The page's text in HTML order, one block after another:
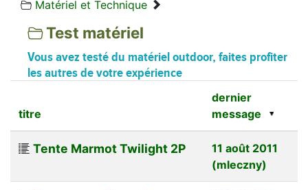
Matériel et Technique
Test matériel
Vous avez testé du matériel outdoor, faites profiter
les autres de votre expérience
titre
dernier
message
Tente Marmot Twilight 2P
11 août 2011
(mleczny)